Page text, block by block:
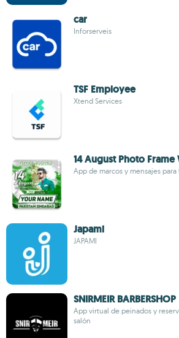
car
Inforserveis
TSF Employee
Xtend Services
14 August Photo Frame
App de marcos y mensajes
Japami
JAPAMI
SNIRMEIR BARBERSHOP
App virtual de peinados y
salón